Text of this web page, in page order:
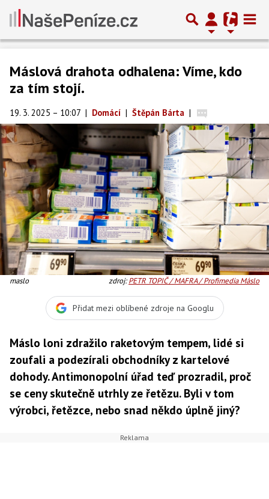
Máslová drahota odhalena: Víme, kdo
za tím stojí.
19. 3. 2025 – 10:07 | Domácí | Štěpán Bárta |
maslo zdroj:PETR TOPIČ / MAFRA / Profimedia Máslo
Přidat mezi oblíbené zdroje na Googlu
Máslo loni zdražilo raketovým tempem, lidé si
zoufali a podezírali obchodníky z kartelové
dohody. Antimonopolní úřad teď prozradil, proč
se ceny skutečně utrhly ze řetězu. Byli v tom
výrobci, řetězce, nebo snad někdo úplně jiný?